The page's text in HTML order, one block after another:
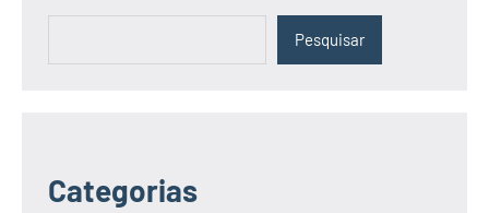
Pesquisar
Categorias